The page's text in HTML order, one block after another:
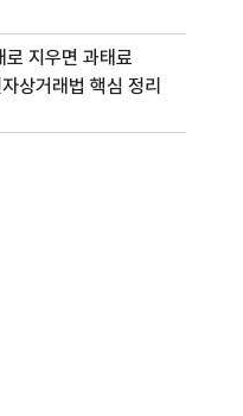
로 지우면 과태료
상거래법 핵심 정리